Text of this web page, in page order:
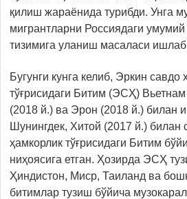
қилиш жараёнида турибди. Унга
мигрантларни Россиядаги умумий
тизимига уланиш масаласи
Бугунги кунга келиб, Эркин савдо
тўғрисидаги Битим (ЭСҲ)
(2018 й.) ва Эрон (2018 й.) билан
Шунингдек, Хитой (2017 й.) билан
ҳамкорлик тўғрисидаги Битим
ниҳоясига етган. Ҳозирда ЭСҲ
Ҳиндистон, Миср, Таиланд ва
битимлар тузиш бўйича